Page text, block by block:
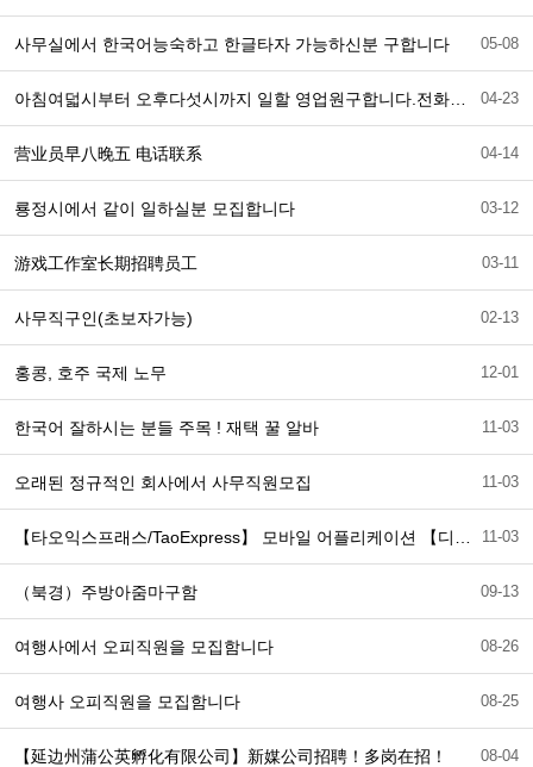
사무실에서 한국어능숙하고 한글타자 가능하신분 구합니다 05-08
04-23
营业员早八晚五 电话联系 04-14
룡정시에서 같이 일하실분 모집합니다 03-12
游戏工作室长期招聘员工 03-11
사무직구인(초보자가능) 02-13
홍콩, 호주 국제 노무 12-01
한국어 잘하시는 분들 주목 ! 재택 꿀 알바 11-03
오래된 정규적인 회사에서 사무직원모집 11-03
11-03
（북경）주방아줌마구함 09-13
여행사에서 오피직원을 모집함니다 08-26
여행사 오피직원을 모집함니다 08-25
【延边州蒲公英孵化有限公司】新媒公司招聘！多岗在招！ 08-04